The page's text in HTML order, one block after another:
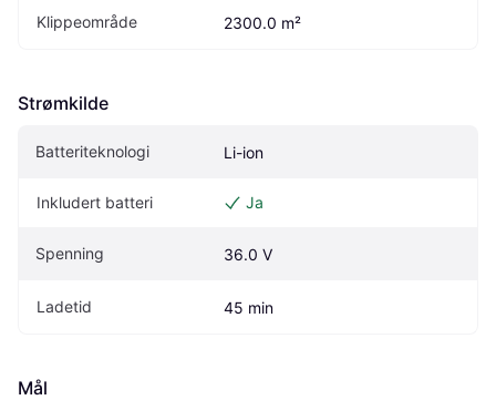
Klippeområde 2300.0 m²
Strømkilde
Batteriteknologi Li-ion
Inkludert batteri Ja
Spenning 36.0 V
Ladetid 45 min
Mål